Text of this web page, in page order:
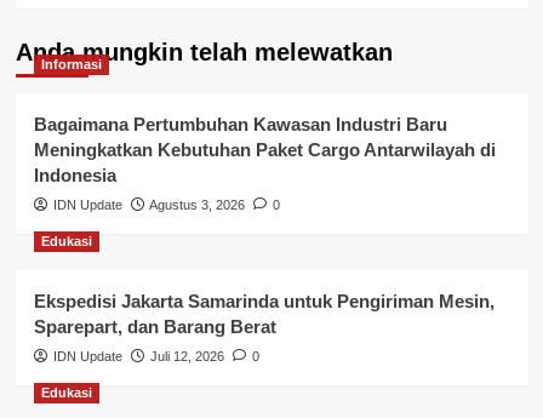
Kepegawaian & ASN Banyuasin
Kesehatan
Keuangan
Lalu Lintas
Layanan Publik Kabupaten Banyuasin
Nasional
Pemerintahan
Anda mungkin telah melewatkan
Informasi
Bagaimana Pertumbuhan Kawasan Industri Baru
Meningkatkan Kebutuhan Paket Cargo Antarwilayah di
Indonesia
IDN Update Agustus 3, 2026 0
Edukasi
Ekspedisi Jakarta Samarinda untuk Pengiriman Mesin,
Sparepart, dan Barang Berat
IDN Update Juli 12, 2026 0
Edukasi